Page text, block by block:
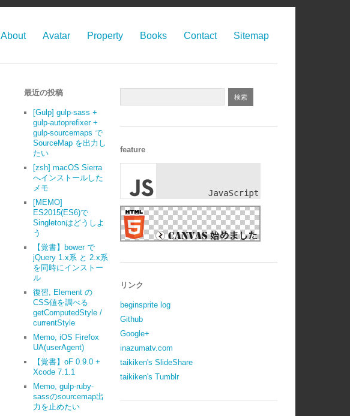
About Avatar Property Books Contact Sitemap
最近の投稿
[Gulp] gulp-sass +
gulp-autoprefixer +
gulp-sourcemaps で
SourceMap を出力し
たい
[zsh] macOS Sierra
へインストールした
メモ
[MEMO]
ES2015(ES6)で
Singletonはどうしよ
う
【覚書】bower で
jQuery 1.x系 と 2.x系
を同時にインストー
ル
復習, Element の
CSS値を調べる
getComputedStyle /
currentStyle
Memo, iOS Firefox
UA(userAgent)
【覚書】oF 0.9.0 +
Xcode 7.1.1
Memo, gulp-ruby-
sassのsourcemap出
力を止めたい
feature
リンク
beginsprite log
Github
Google+
inazumatv.com
taikiken's SlideShare
taikiken's Tumblr